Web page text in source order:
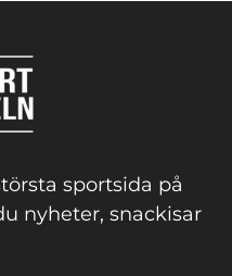
sportsida på
nyheter, snackisar